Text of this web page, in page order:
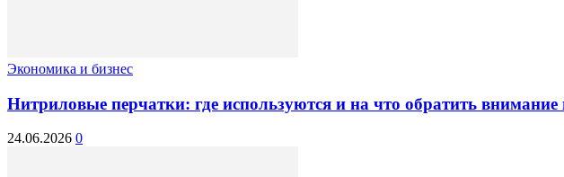
Экономика и бизнес
Нитриловые перчатки: где используются и на что обратить
24.06.2026 0